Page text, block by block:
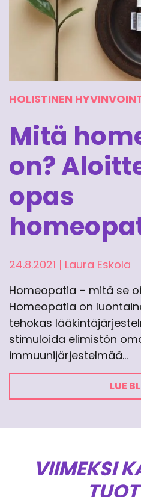
HOLISTINEN
Mitä
on?
opas
24.8.2021 | Laura Eskola
Homeopatia – mitä se
Homeopatia on
tehokas
stimuloida elimistön
immuunijärjestelmää…
LUE
VIIMEKSI